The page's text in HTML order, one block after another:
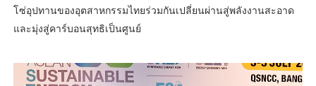
โซ่อุปทานของอุตสาหกรรมไทยร่วมกันเปลี่ยนผ่านสู่พลังงานสะอาด
และมุ่งสู่คาร์บอนสุทธิเป็นศูนย์